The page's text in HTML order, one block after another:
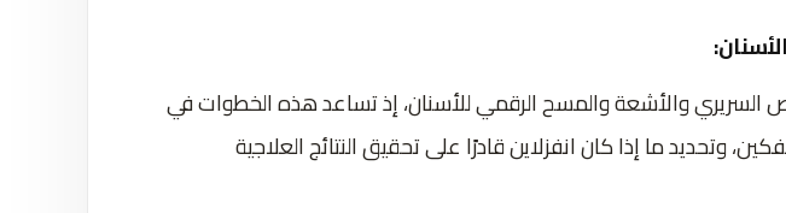
السريري والأشعة والمسح الرقمي للأسنان، إذ تساعد هذه الخطوات في
وتحديد ما إذا كان انفزلاين قادرًا على تحقيق النتائج العلاجية